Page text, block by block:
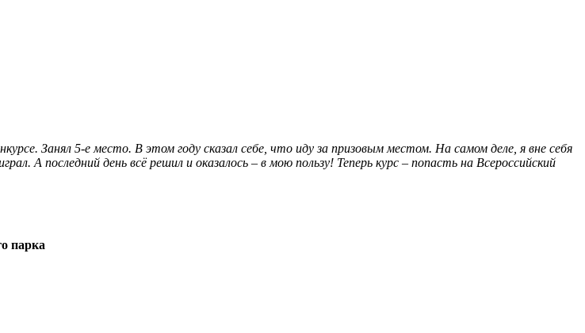
Занял 5-е место. В этом году сказал себе, что иду за призовым местом. На самом деле, я вне себя
А последний день всё решил и оказалось – в мою пользу! Теперь курс – попасть на Всероссийский
парка